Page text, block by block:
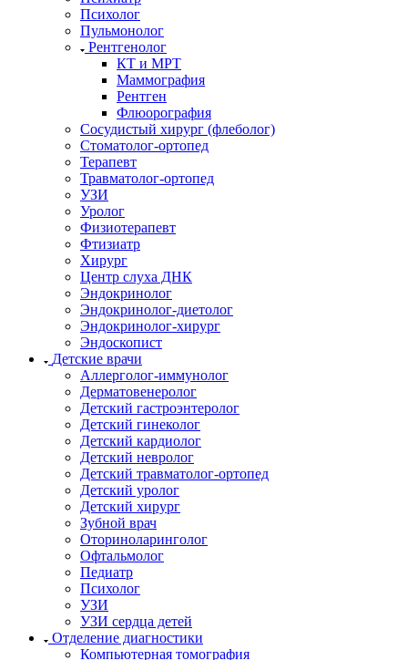
Психолог
Пульмонолог
Рентгенолог
КТ и МРТ
Маммография
Рентген
Флюорография
Сосудистый хирург (флеболог)
Стоматолог-ортопед
Терапевт
Травматолог-ортопед
УЗИ
Уролог
Физиотерапевт
Фтизиатр
Хирург
Центр слуха ДНК
Эндокринолог
Эндокринолог-диетолог
Эндокринолог-хирург
Эндоскопист
Детские врачи
Аллерголог-иммунолог
Дерматовенеролог
Детский гастроэнтеролог
Детский гинеколог
Детский кардиолог
Детский невролог
Детский травматолог-ортопед
Детский уролог
Детский хирург
Зубной врач
Оториноларинголог
Офтальмолог
Педиатр
Психолог
УЗИ
УЗИ сердца детей
Отделение диагностики
Компьютерная томография